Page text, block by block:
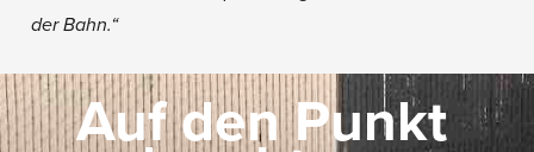
der Bahn.“
Auf den Punkt